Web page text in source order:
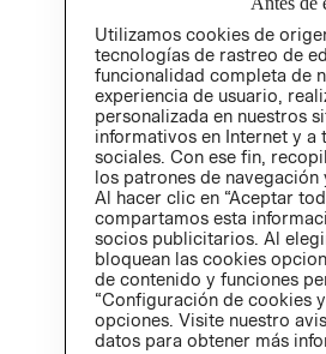
Utilizamos cookies de
tecnologías de rastreo de
funcionalidad completa de
experiencia de usuario,
personalizada en nuestros
informativos en Internet y a
sociales. Con ese fin,
los patrones de navegación
Al hacer clic en “Aceptar
compartamos esta
socios publicitarios. Al
bloquean las cookies
de contenido y funciones
“Configuración de cookies
opciones. Visite nuestro
datos para obtener más